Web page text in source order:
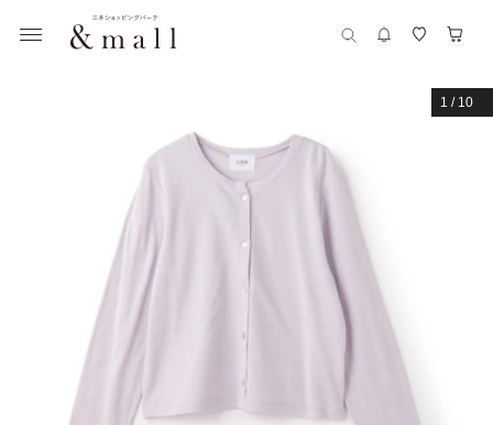
1 / 10